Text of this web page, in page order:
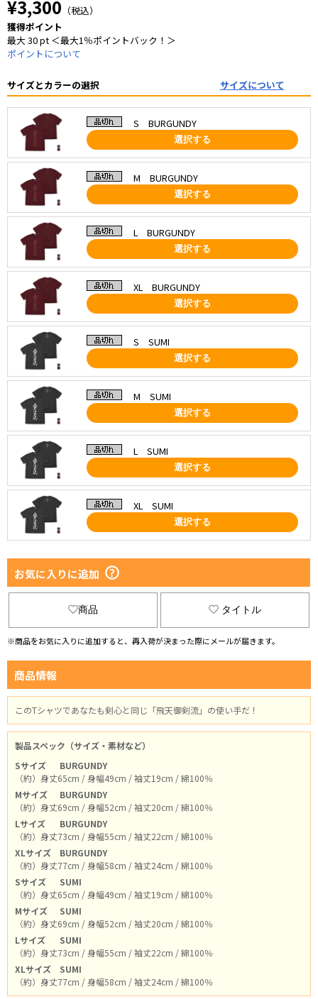
¥3,300 （税込）
獲得ポイント
最大 30 pt ＜最大1％ポイントバック！＞
ポイントについて
サイズとカラーの選択 サイズについて
S BURGUNDY
選択する
M BURGUNDY
選択する
L BURGUNDY
選択する
XL BURGUNDY
選択する
S SUMI
選択する
M SUMI
選択する
L SUMI
選択する
XL SUMI
選択する
お気に入りに追加
商品 タイトル
※商品をお気に入りに追加すると、再入荷が決まった際にメールが届きます。
商品情報
このTシャツであなたも剣心と同じ「飛天御剣流」の使い手だ！
製品スペック（サイズ・素材など）
Sサイズ
BURGUNDY
（約）身丈65cm / 身幅49cm / 袖丈19cm / 綿100％
Mサイズ
BURGUNDY
（約）身丈69cm / 身幅52cm / 袖丈20cm / 綿100％
Lサイズ
BURGUNDY
（約）身丈73cm / 身幅55cm / 袖丈22cm / 綿100％
XLサイズ
BURGUNDY
（約）身丈77cm / 身幅58cm / 袖丈24cm / 綿100％
Sサイズ
SUMI
（約）身丈65cm / 身幅49cm / 袖丈19cm / 綿100％
Mサイズ
SUMI
（約）身丈69cm / 身幅52cm / 袖丈20cm / 綿100％
Lサイズ
SUMI
（約）身丈73cm / 身幅55cm / 袖丈22cm / 綿100％
XLサイズ
SUMI
（約）身丈77cm / 身幅58cm / 袖丈24cm / 綿100％